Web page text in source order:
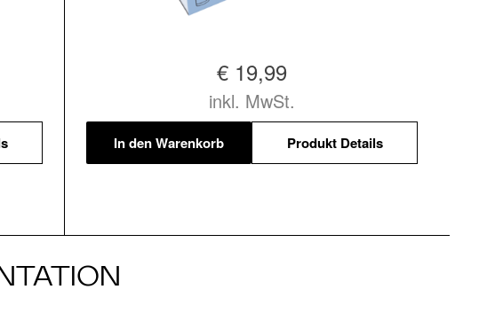
€ 19,99
inkl. MwSt.
In den Warenkorb Produkt Details